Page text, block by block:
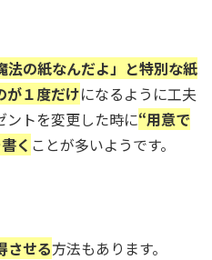
法の紙なんだよ」と特別な紙
が１度だけになるように工夫
ントを変更した時に“用意で
く ことが多いようです。
させる方法もあります。